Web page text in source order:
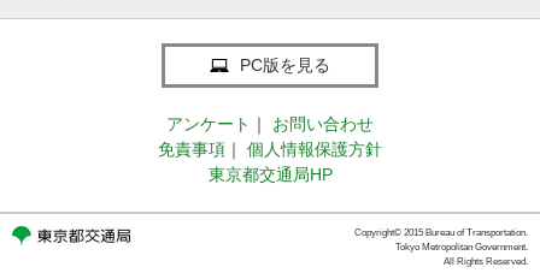
PC版を見る
アンケート ｜
お問い合わせ
免責事項 ｜
個人情報保護方針
東京都交通局HP
Copyright© 2015 Bureau of Transportation.
Tokyo Metropolitan Government.
All Rights Reserved.